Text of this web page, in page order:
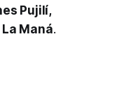
Pujilí,
Maná.